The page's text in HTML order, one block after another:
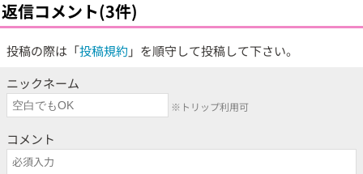
返信コメント(3件)
投稿の際は「投稿規約 」を順守して投稿して下さい。
ニックネーム
※トリップ利用可
コメント